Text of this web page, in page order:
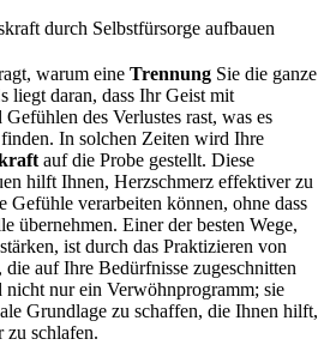
warum eine Trennung Sie die ganze
liegt daran, dass Ihr Geist mit
des Verlustes rast, was es
In solchen Zeiten wird Ihre
auf die Probe gestellt. Diese
hilft Ihnen, Herzschmerz effektiver zu
Gefühle verarbeiten können, ohne dass
übernehmen. Einer der besten Wege,
ist durch das Praktizieren von
, die auf Ihre Bedürfnisse zugeschnitten
nicht nur ein Verwöhnprogramm; sie
Grundlage zu schaffen, die Ihnen hilft,
zu schlafen.